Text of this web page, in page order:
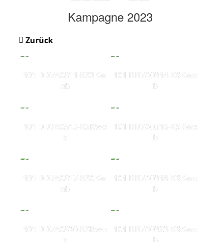
Kampagne 2023
Zurück
101 DD7A0311-KS3Kw
eb
101 DD7A0314-KSKwe
b
101 DD7A0315-KSKwe
b
101 DD7A0316-KSKwe
b
101 DD7A0317-KS0Kw
eb
101 DD7A0318-KSKwe
b
101 DD7A0320-KSKwe
101 DD7A0323-KSKwe